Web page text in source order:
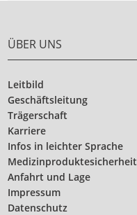
ÜBER UNS
Leitbild
Geschäftsleitung
Trägerschaft
Karriere
Infos in leichter Sprache
Medizinproduktesicherheit
Anfahrt und Lage
Impressum
Datenschutz